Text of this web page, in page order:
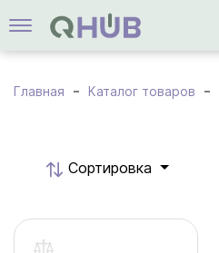
Главная Каталог товаров
Cортировка